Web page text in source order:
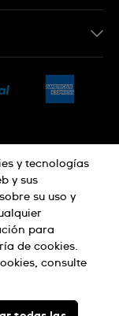
cookies
y tecnologías
y sus
su uso y
para
de cookies.
consulte